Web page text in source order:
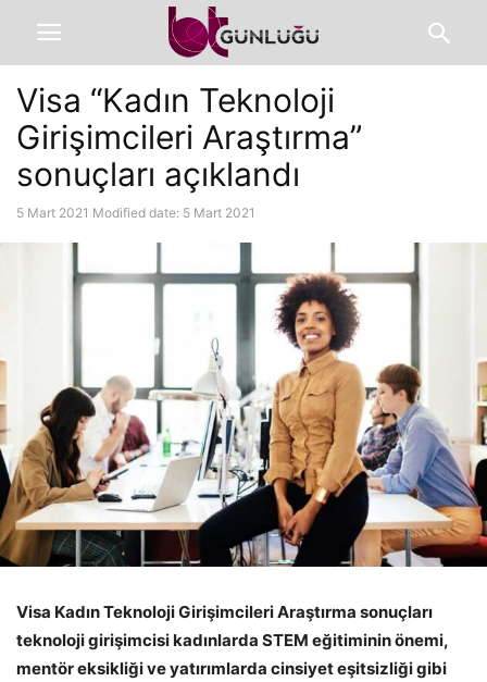
Visa “Kadın Teknoloji
Girişimcileri Araştırma”
sonuçları açıklandı
5 Mart 2021 Modified date: 5 Mart 2021
Visa Kadın Teknoloji Girişimcileri Araştırma sonuçları
teknoloji girişimcisi kadınlarda STEM eğitiminin önemi,
mentör eksikliği ve yatırımlarda cinsiyet eşitsizliği gibi